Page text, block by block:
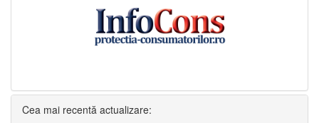
Cea mai recentă actualizare: